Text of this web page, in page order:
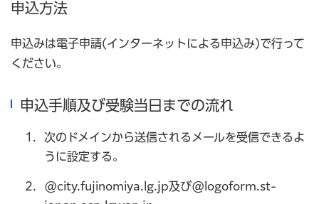
申込方法
申込みは電子申請(インターネットによる申込み)で行って
ください。
申込手順及び受験当日までの流れ
次のドメインから送信されるメールを受信できるよ
うに設定する。
@city.fujinomiya.lg.jp及び@logoform.st-